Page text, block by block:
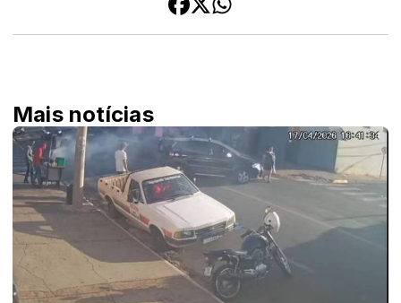
Mais notícias